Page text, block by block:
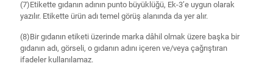
(7)Etikette gıdanın adının punto büyüklüğü, Ek-3’e uygun olarak
yazılır. Etikette ürün adı temel görüş alanında da yer alır.
(8)Bir gıdanın etiketi üzerinde marka dâhil olmak üzere başka bir
gıdanın adı, görseli, o gıdanın adını içeren ve/veya çağrıştıran
ifadeler kullanılamaz.